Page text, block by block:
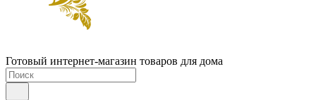
Готовый интернет-магазин товаров для дома